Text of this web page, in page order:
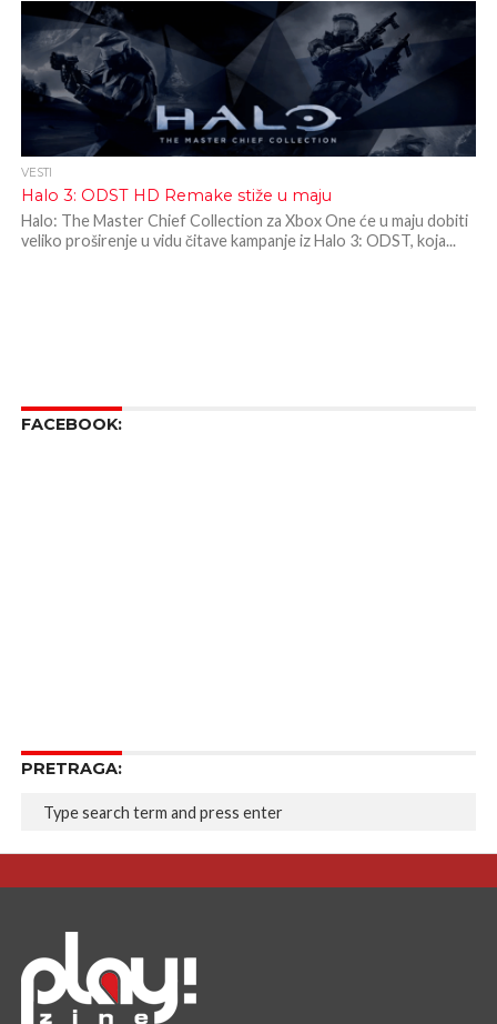
VESTI
Halo 3: ODST HD Remake stiže u maju
Halo: The Master Chief Collection za Xbox One će u maju dobiti
veliko proširenje u vidu čitave kampanje iz Halo 3: ODST, koja...
FACEBOOK:
PRETRAGA: